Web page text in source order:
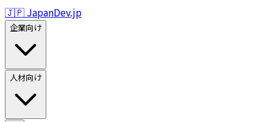
🇯🇵 JapanDev.jp
企業向け
人材向け